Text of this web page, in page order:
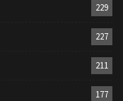
229
227
211
177